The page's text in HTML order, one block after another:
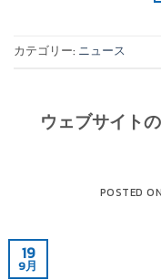
カテゴリー: ニュース
ウェブサイト
POSTED ON
19
9月